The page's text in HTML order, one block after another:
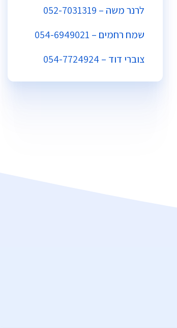
לרנר משה – 052-7031319
שמח רחמים – 054-6949021
צוברי דוד –054-7724924